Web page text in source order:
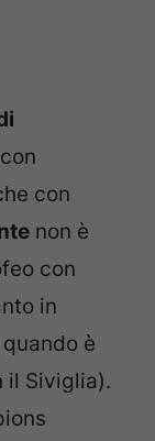
con
non è
con
in
è
il Siviglia).